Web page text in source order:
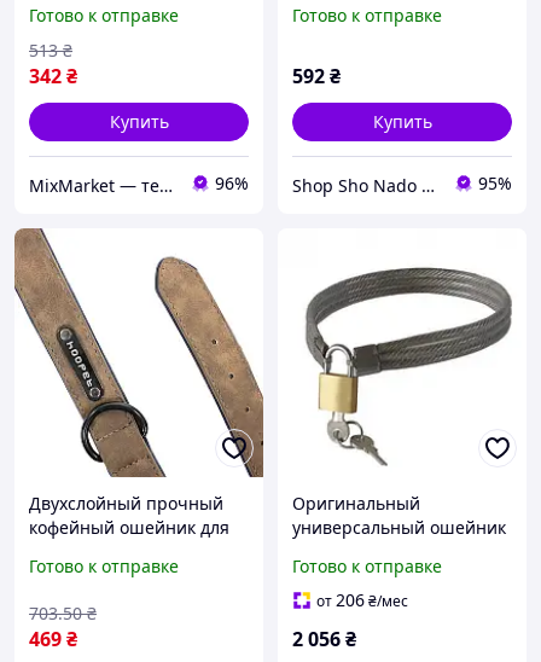
Готово к отправке
342₴
513 ₴
Купить
MixMarket — территория низких цен!💝🎁 96%
шею эко кожа Красный
Готово к отправке
592₴
Купить
Shop Sho Nado - интернет магазин подарков и украшений 95%
Двухслойный прочный
кофейный ошейник для
для прогулок и игр FLAME
Готово к отправке
469₴
703.50 ₴
Оригинальный
универсальный ошейник
онлайн мультимаркет
Love&Life
Готово к отправке
от206₴/мес
2 056₴